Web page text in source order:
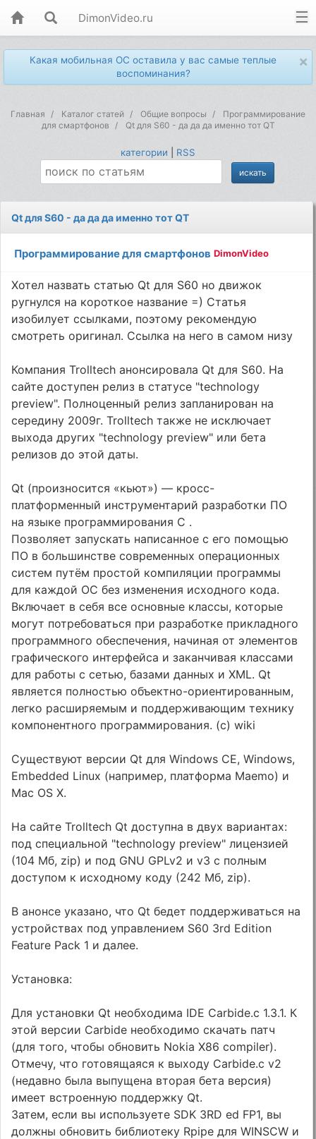
DimonVideo.ru
×
Какая мобильная ОС оставила у вас самые теплые
воспоминания?
Главная Каталог статей Общие вопросы
Программирование
для смартфонов
Qt для S60 - да да да именно тот QT
категории RSS
Qt для S60 - да да да именно тот QT
Программирование для смартфонов DimonVideo
Хотел назвать статью Qt для S60 но движок
ругнулся на короткое название =) Статья
изобилует ссылками, поэтому рекомендую
смотреть оригинал. Ссылка на него в самом низу
Компания Trolltech анонсировала Qt для S60. На
сайте доступен релиз в статусе "technology
preview". Полноценный релиз запланирован на
середину 2009г. Trolltech также не исключает
выхода других "technology preview" или бета
релизов до этой даты.
Qt (произносится «кьют») — кросс-
платформенный инструментарий разработки ПО
на языке программирования C .
Позволяет запускать написанное с его помощью
ПО в большинстве современных операционных
систем путём простой компиляции программы
для каждой ОС без изменения исходного кода.
Включает в себя все основные классы, которые
могут потребоваться при разработке прикладного
программного обеспечения, начиная от элементов
графического интерфейса и заканчивая классами
для работы с сетью, базами данных и XML. Qt
является полностью объектно-ориентированным,
легко расширяемым и поддерживающим технику
компонентного программирования. (c) wiki
Существуют версии Qt для Windows CE, Windows,
Embedded Linux (например, платформа Maemo) и
Mac OS X.
На сайте Trolltech Qt доступна в двух вариантах:
под специальной "technology preview" лицензией
(104 Мб, zip) и под GNU GPLv2 и v3 с полным
доступом к исходному коду (242 Мб, zip).
В анонсе указано, что Qt бедет поддерживаться на
устройствах под управлением S60 3rd Edition
Feature Pack 1 и далее.
Установка:
Для установки Qt необходима IDE Carbide.c 1.3.1. К
этой версии Carbide необходимо скачать патч
(для того, чтобы обновить Nokia X86 compiler).
Отмечу, что готовящаяся к выходу Carbide.c v2
(недавно была выпущена вторая бета версия)
имеет встроенную поддержку Qt.
Затем, если вы используете SDK 3RD ed FP1, вы
должны обновить библиотеку Rpipe для WINSCW и